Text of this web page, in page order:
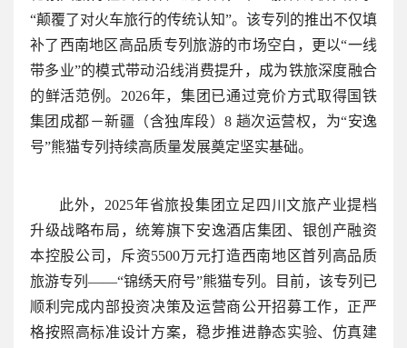
“颠覆了对火车旅行的传统认知”。该专列的推出不仅填
补了西南地区高品质专列旅游的市场空白，更以“一线
带多业”的模式带动沿线消费提升，成为铁旅深度融合
的鲜活范例。2026年，集团已通过竞价方式取得国铁
集团成都－新疆（含独库段）8 趟次运营权，为“安逸
号”熊猫专列持续高质量发展奠定坚实基础。
此外，2025年省旅投集团立足四川文旅产业提档
升级战略布局，统筹旗下安逸酒店集团、银创产融资
本控股公司，斥资5500万元打造西南地区首列高品质
旅游专列——“锦绣天府号”熊猫专列。目前，该专列已
顺利完成内部投资决策及运营商公开招募工作，正严
格按照高标准设计方案，稳步推进静态实验、仿真建